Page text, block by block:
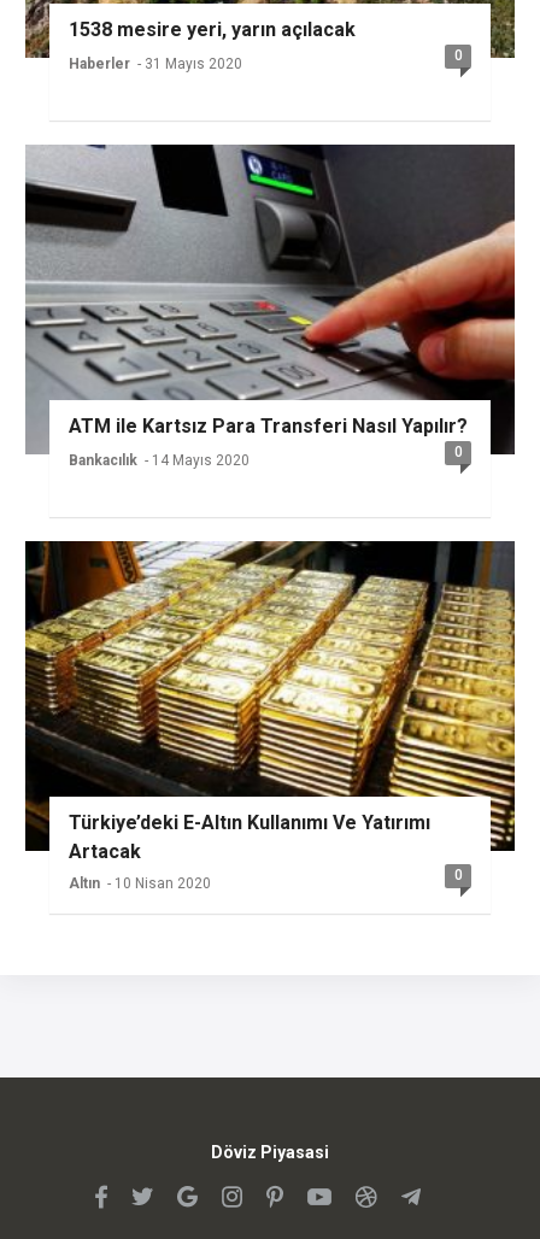
1538 mesire yeri, yarın açılacak
Haberler - 31 Mayıs 2020 0
ATM ile Kartsız Para Transferi Nasıl Yapılır?
Bankacılık - 14 Mayıs 2020 0
Türkiye’deki E-Altın Kullanımı Ve Yatırımı
Artacak
Altın - 10 Nisan 2020 0
Döviz Piyasasi